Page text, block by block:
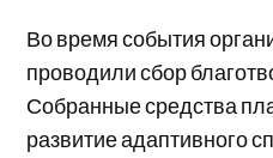
Во время события
проводили сбор
Собранные средства
развитие адаптивного